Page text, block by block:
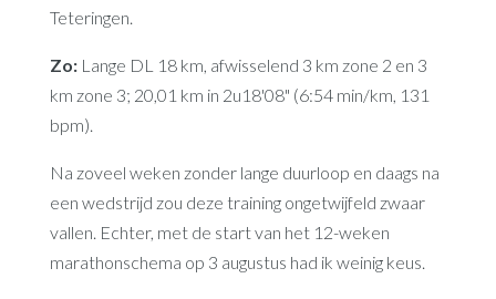
Teteringen.
Zo:Lange DL 18 km, afwisselend 3 km zone 2 en 3
km zone 3; 20,01 km in 2u18'08" (6:54 min/km, 131
bpm).
Na zoveel weken zonder lange duurloop en daags na
een wedstrijd zou deze training ongetwijfeld zwaar
vallen. Echter, met de start van het 12-weken
marathonschema op 3 augustus had ik weinig keus.